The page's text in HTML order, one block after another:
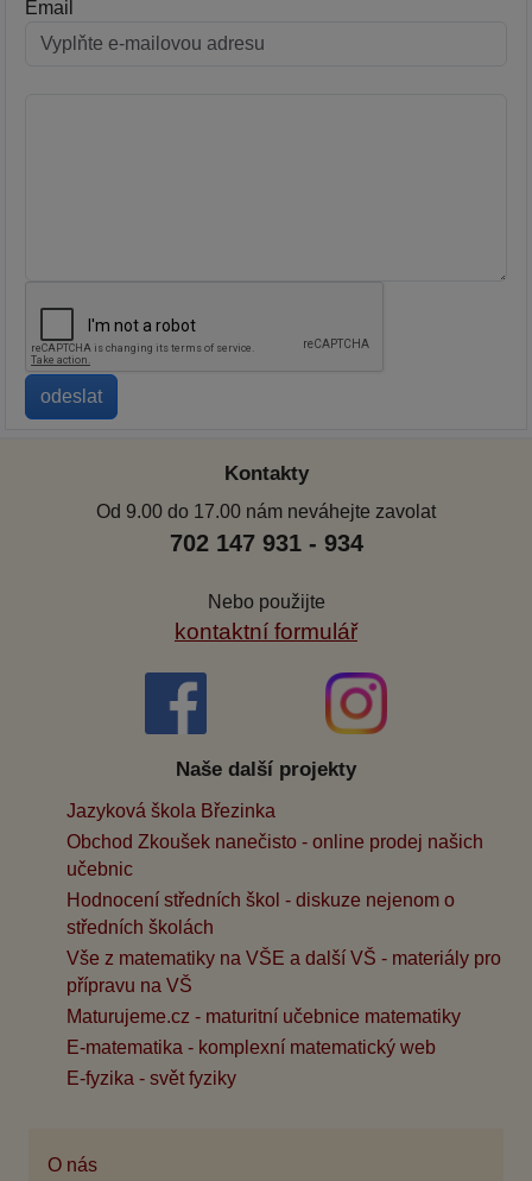
Email
Kontakty
Od 9.00 do 17.00 nám neváhejte zavolat
702 147 931 - 934
Nebo použijte
kontaktní formulář
Naše další projekty
Jazyková škola Březinka
Obchod Zkoušek nanečisto - online prodej našich
učebnic
Hodnocení středních škol - diskuze nejenom o
středních školách
Vše z matematiky na VŠE a další VŠ - materiály pro
přípravu na VŠ
Maturujeme.cz - maturitní učebnice matematiky
E-matematika - komplexní matematický web
E-fyzika - svět fyziky
O nás